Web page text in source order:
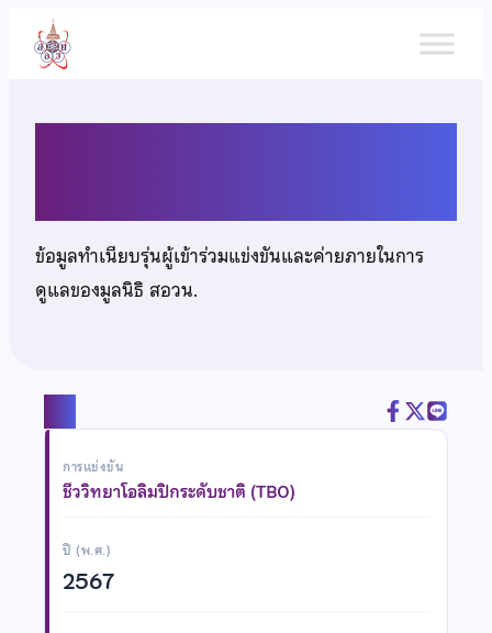
เนื้อหา
ข้อมูลทำเนียบรุ่นผู้เข้าร่วมแข่งขันและค่ายภายในการ
ดูแลของมูลนิธิ สอวน.
การแข่งขัน
ชีววิทยาโอลิมปิกระดับชาติ (TBO)
ปี (พ.ศ.)
2567